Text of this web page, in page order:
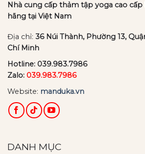
Nhà cung cấp thảm tập yoga cao
hãng tại Việt Nam
Địa chỉ: 36 Núi Thành, Phường 13,
Chí Minh
Hotline: 039.983.7986
Zalo: 039.983.7986
Website: manduka.vn
DANH MỤC